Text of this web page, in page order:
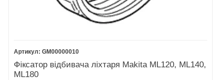
GM00000010
Фіксатор відбивача ліхтаря Makita ML120, ML140,
ML180